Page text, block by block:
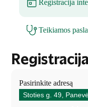
Registracija
Teikiamos
Pasirinkite adresą
Stoties g. 49,